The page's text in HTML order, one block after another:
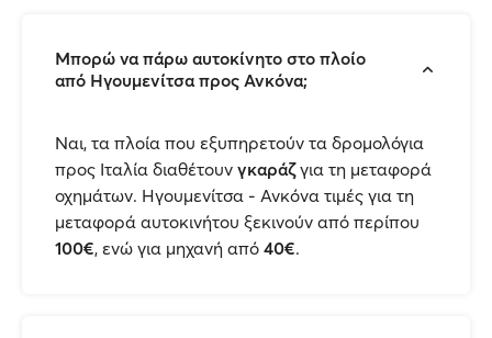
Μπορώ να πάρω αυτοκίνητο στο πλοίο
από Ηγουμενίτσα προς Ανκόνα;
Ναι, τα πλοία που εξυπηρετούν τα δρομολόγια
προς Ιταλία διαθέτουν γκαράζγια τη μεταφορά
οχημάτων. Ηγουμενίτσα - Ανκόνα τιμές για τη
μεταφορά αυτοκινήτου ξεκινούν από περίπου
100€, ενώ για μηχανή από 40€.